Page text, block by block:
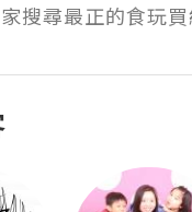
搜尋最正的食玩買